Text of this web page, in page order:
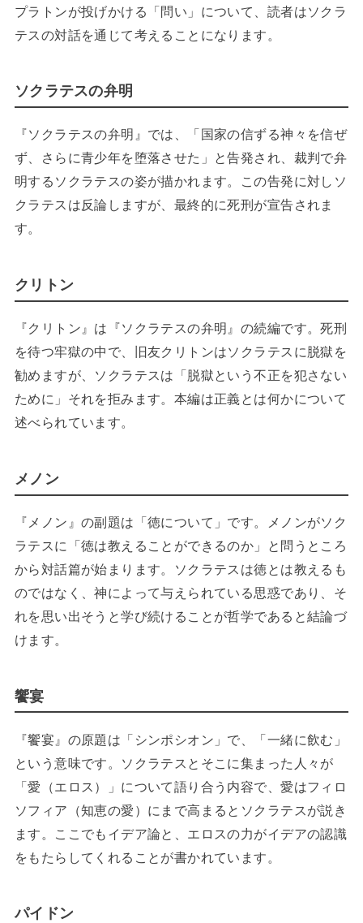
プラトンが投げかける「問い」について、読者はソクラ
テスの対話を通じて考えることになります。
ソクラテスの弁明
『ソクラテスの弁明』では、「国家の信ずる神々を信ぜ
ず、さらに青少年を堕落させた」と告発され、裁判で弁
明するソクラテスの姿が描かれます。この告発に対しソ
クラテスは反論しますが、最終的に死刑が宣告されま
す。
クリトン
『クリトン』は『ソクラテスの弁明』の続編です。死刑
を待つ牢獄の中で、旧友クリトンはソクラテスに脱獄を
勧めますが、ソクラテスは「脱獄という不正を犯さない
ために」それを拒みます。本編は正義とは何かについて
述べられています。
メノン
『メノン』の副題は「徳について」です。メノンがソク
ラテスに「徳は教えることができるのか」と問うところ
から対話篇が始まります。ソクラテスは徳とは教えるも
のではなく、神によって与えられている思惑であり、そ
れを思い出そうと学び続けることが哲学であると結論づ
けます。
饗宴
『饗宴』の原題は「シンポシオン」で、「一緒に飲む」
という意味です。ソクラテスとそこに集まった人々が
「愛（エロス）」について語り合う内容で、愛はフィロ
ソフィア（知恵の愛）にまで高まるとソクラテスが説き
ます。ここでもイデア論と、エロスの力がイデアの認識
をもたらしてくれることが書かれています。
パイドン